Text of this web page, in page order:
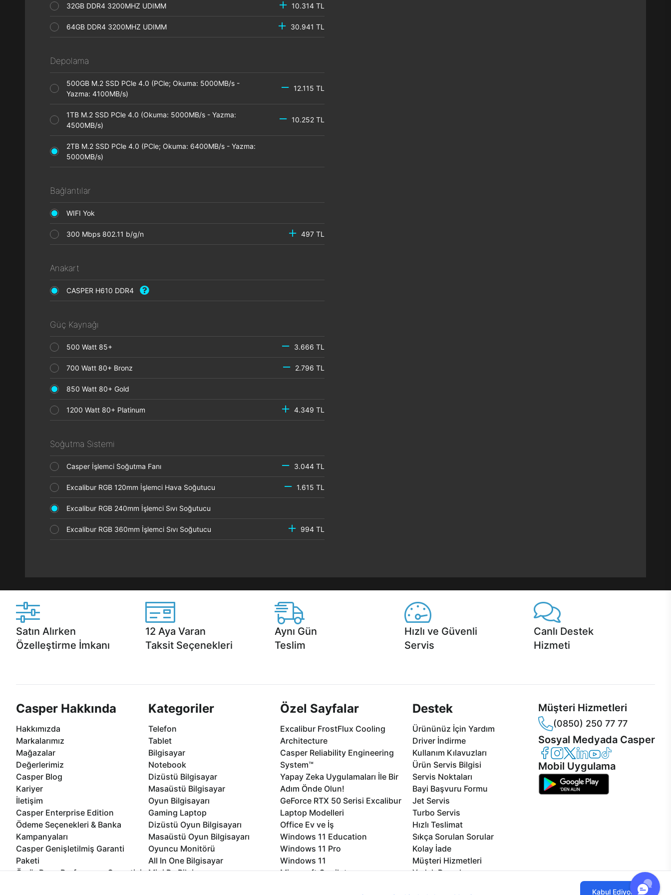
32GB DDR4 3200MHZ UDIMM 10.314 TL
64GB DDR4 3200MHZ UDIMM 30.941 TL
Depolama
500GB M.2 SSD PCle 4.0 (PCle; Okuma: 5000MB/s -
Yazma: 4100MB/s)
12.115 TL
1TB M.2 SSD PCle 4.0 (Okuma: 5000MB/s - Yazma:
4500MB/s)
10.252 TL
2TB M.2 SSD PCle 4.0 (PCle; Okuma: 6400MB/s - Yazma:
5000MB/s)
Bağlantılar
WIFI Yok
300 Mbps 802.11 b/g/n 497 TL
Anakart
CASPER H610 DDR4
Güç Kaynağı
500 Watt 85+ 3.666 TL
700 Watt 80+ Bronz 2.796 TL
850 Watt 80+ Gold
1200 Watt 80+ Platinum 4.349 TL
Soğutma Sistemi
Casper İşlemci Soğutma Fanı 3.044 TL
Excalibur RGB 120mm İşlemci Hava Soğutucu 1.615 TL
Excalibur RGB 240mm İşlemci Sıvı Soğutucu
Excalibur RGB 360mm İşlemci Sıvı Soğutucu 994 TL
Satın Alırken
Özelleştirme İmkanı
12 Aya Varan
Taksit Seçenekleri
Aynı Gün
Teslim
Hızlı ve Güvenli
Servis
Canlı Destek
Hizmeti
Casper Hakkında
Hakkımızda
Markalarımız
Mağazalar
Değerlerimiz
Casper Blog
Kariyer
İletişim
Casper Enterprise Edition
Ödeme Seçenekleri & Banka
Kampanyaları
Casper Genişletilmiş Garanti
Paketi
Ömür Boyu Performans Garantisi
Kategoriler
Telefon
Tablet
Bilgisayar
Notebook
Dizüstü Bilgisayar
Masaüstü Bilgisayar
Oyun Bilgisayarı
Gaming Laptop
Dizüstü Oyun Bilgisayarı
Masaüstü Oyun Bilgisayarı
Oyuncu Monitörü
All In One Bilgisayar
Mini Pc Bilgisayar
Özel Sayfalar
Excalibur FrostFlux Cooling
Architecture
Casper Reliability Engineering
System™
Yapay Zeka Uygulamaları İle Bir
Adım Önde Olun!
GeForce RTX 50 Serisi Excalibur
Laptop Modelleri
Office Ev ve İş
Windows 11 Education
Windows 11 Pro
Windows 11
Microsoft Copilot
Destek
Ürününüz İçin Yardım
Driver İndirme
Kullanım Kılavuzları
Ürün Servis Bilgisi
Servis Noktaları
Bayi Başvuru Formu
Jet Servis
Turbo Servis
Hızlı Teslimat
Sıkça Sorulan Sorular
Kolay İade
Müşteri Hizmetleri
Yedek Parçalar
Müşteri Hizmetleri
(0850) 250 77 77
Sosyal Medyada Casper
Casper Facebook
Casper Instagram
Casper Twitter
Casper LinkedIn
Casper YouTube
Casper TikTok
Mobil Uygulama
Kabul Ediyorum